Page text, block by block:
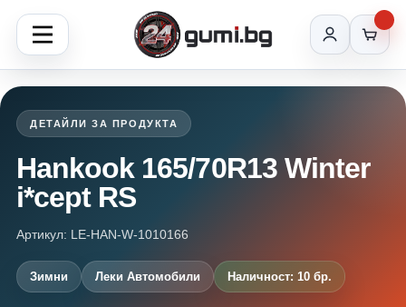
ДЕТАЙЛИ ЗА ПРОДУКТА
Hankook 165/70R13 Winter
i*cept RS
Артикул: LE-HAN-W-1010166
Зимни Леки Автомобили Наличност: 10 бр.